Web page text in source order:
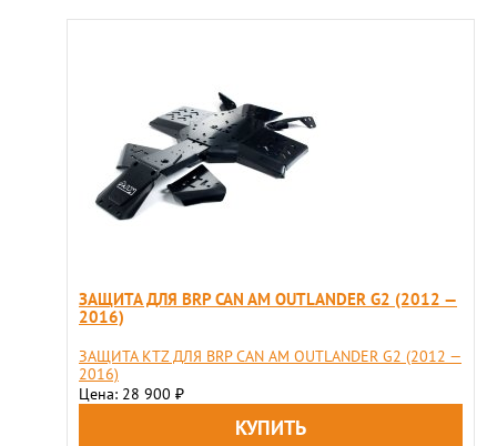
ЗАЩИТА ДЛЯ BRP CAN AM OUTLANDER G2 (2012 —
2016)
ЗАЩИТА KTZ ДЛЯ BRP CAN AM OUTLANDER G2 (2012 —
2016)
Цена: 28 900 ₽